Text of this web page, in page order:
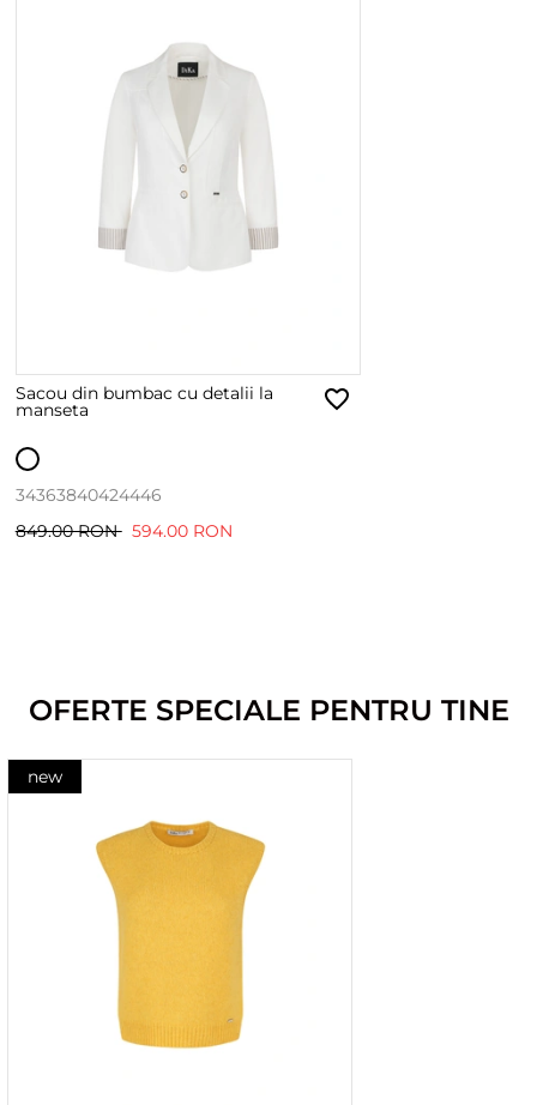
Sacou din bumbac cu detalii la
manseta
34363840424446
849.00 RON 594.00 RON
OFERTE SPECIALE PENTRU TINE
new